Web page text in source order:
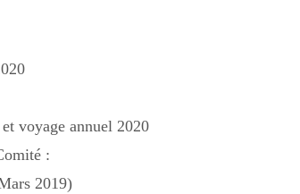
voyage annuel 2020
:
2019)